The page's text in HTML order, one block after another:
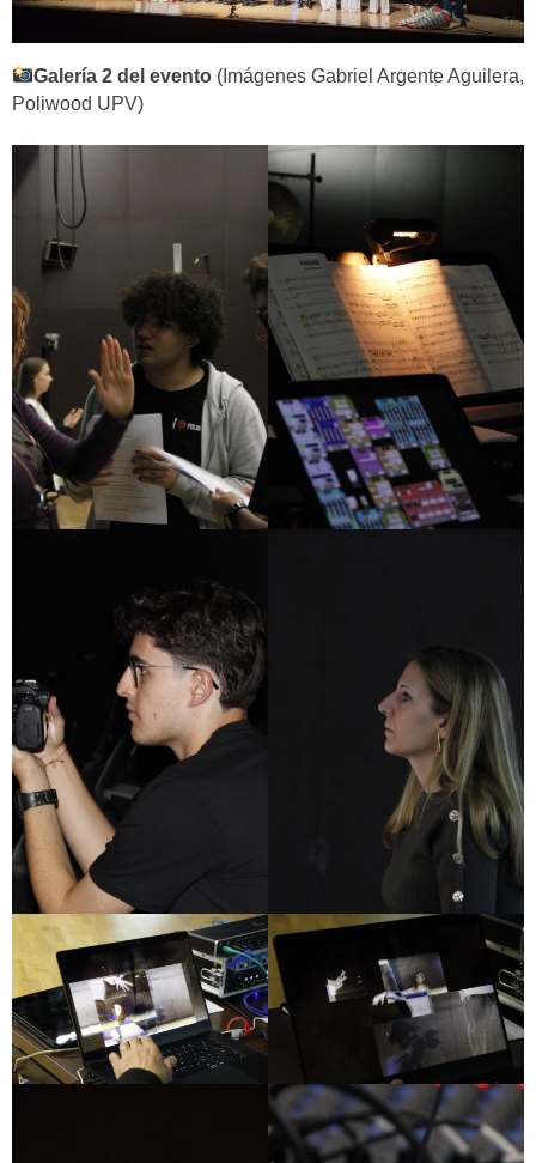
Galería 2 del evento(Imágenes Gabriel Argente Aguilera,
Poliwood UPV)